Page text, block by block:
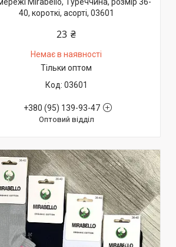
40, короткі, асорті, 03601
23 ₴
Немає в наявності
Тільки оптом
03601
+380 (95) 139-93-47
Оптовий відділ